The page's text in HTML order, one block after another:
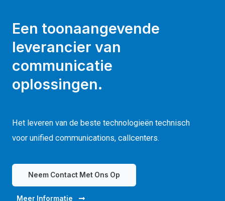
Een toonaangevende
leverancier van
communicatie
oplossingen.
Het leveren van de beste technologieën technisch
voor unified communications, callcenters.
Neem Contact Met Ons Op
Meer Informatie